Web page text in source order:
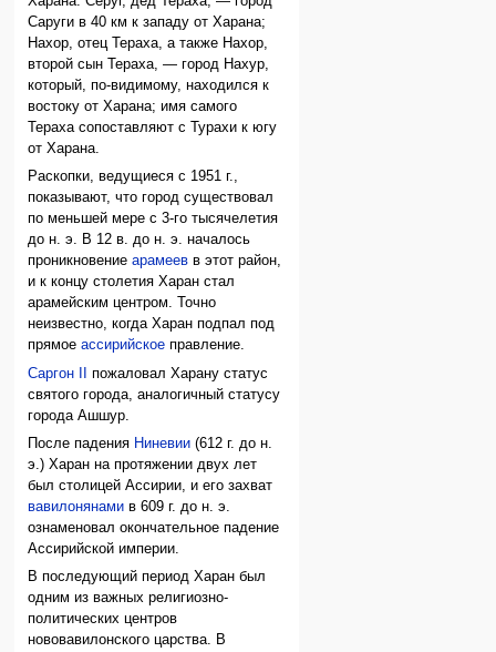
Саруги в 40 км к западу от Харана;
Нахор, отец Тераха, а также Нахор,
второй сын Тераха, — город Нахур,
который, по-видимому, находился к
востоку от Харана; имя самого
Тераха сопоставляют с Турахи к югу
от Харана.
Раскопки, ведущиеся с 1951 г.,
показывают, что город существовал
по меньшей мере с 3-го тысячелетия
до н. э. В 12 в. до н. э. началось
проникновениеарамеев в этот район,
и к концу столетия Харан стал
арамейским центром. Точно
неизвестно, когда Харан подпал под
прямоеассирийское правление.
Саргон II
пожаловал Харану статус
святого города, аналогичный статусу
города Ашшур.
После падения Ниневии (612 г. до н.
э.) Харан на протяжении двух лет
был столицей Ассирии, и его захват
вавилонянами в 609 г. до н. э.
ознаменовал окончательное падение
Ассирийской империи.
В последующий период Харан был
одним из важных религиозно-
политических центров
нововавилонского царства. В